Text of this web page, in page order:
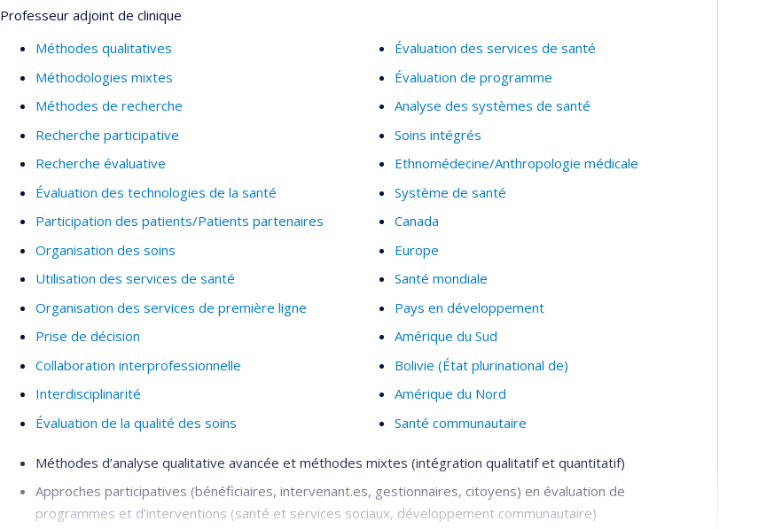
Professeur adjoint de clinique
Méthodes qualitatives
Méthodologies mixtes
Méthodes de recherche
Recherche participative
Recherche évaluative
Évaluation des technologies de la santé
Participation des patients/Patients partenaires
Organisation des soins
Utilisation des services de santé
Organisation des services de première ligne
Prise de décision
Collaboration interprofessionnelle
Interdisciplinarité
Évaluation de la qualité des soins
Évaluation des services de santé
Évaluation de programme
Analyse des systèmes de santé
Soins intégrés
Ethnomédecine/Anthropologie médicale
Système de santé
Canada
Europe
Santé mondiale
Pays en développement
Amérique du Sud
Bolivie (État plurinational de)
Amérique du Nord
Santé communautaire
Méthodes d’analyse qualitative avancée et méthodes mixtes (intégration qualitatif et quantitatif)
Approches participatives (bénéficiaires, intervenant.es, gestionnaires, citoyens) en évaluation de
programmes et d’interventions (santé et services sociaux, développement communautaire)